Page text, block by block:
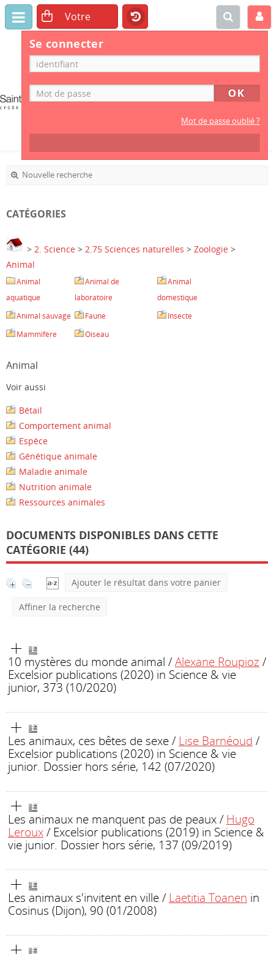
CDI
LYCÉE
PROFESSIONNEL
Se connecter
Mot de passe oublié ?
Nouvelle recherche
CATÉGORIES
> 2. Science > 2.75 Sciences naturelles > Zoologie >
Animal
Animal
aquatique
Animal de
laboratoire
Animal
domestique
Animal sauvage
Faune
Insecte
Mammifère
Oiseau
Animal
Voir aussi
Bétail
Comportement animal
Espèce
Génétique animale
Maladie animale
Nutrition animale
Ressources animales
DOCUMENTS DISPONIBLES DANS CETTE
CATÉGORIE (44)
Ajouter le résultat dans votre panier
Affiner la recherche
10 mystères du monde animal /Alexane Roupioz /
Excelsior publications (2020) in Science & vie
junior, 373 (10/2020)
Les animaux, ces bêtes de sexe/ Lise Barnéoud /
Excelsior publications (2020) in Science & vie
junior. Dossier hors série, 142 (07/2020)
Les animaux ne manquent pas de peaux/ Hugo
Leroux/ Excelsior publications (2019) in Science &
vie junior. Dossier hors série, 137 (09/2019)
Les animaux s'invitent en ville/ Laetitia Toanen in
Cosinus (Dijon), 90 (01/2008)